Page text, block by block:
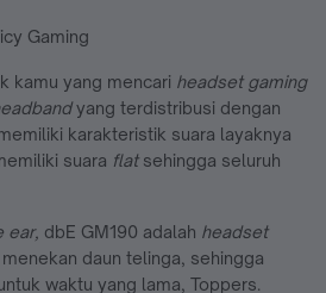
Gaming
kamu yang mencari headset gaming
yang terdistribusi dengan
karakteristik suara layaknya
suara flat sehingga seluruh
ear, dbE GM190 adalah headset
daun telinga, sehingga
waktu yang lama, Toppers.